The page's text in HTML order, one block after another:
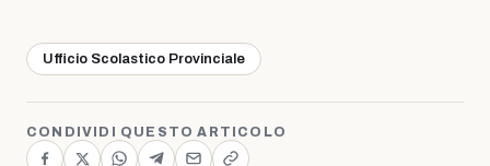
Ufficio Scolastico Provinciale
CONDIVIDI QUESTO ARTICOLO